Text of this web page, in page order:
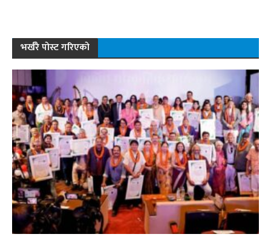
भर्खरै पोस्ट गरिएको